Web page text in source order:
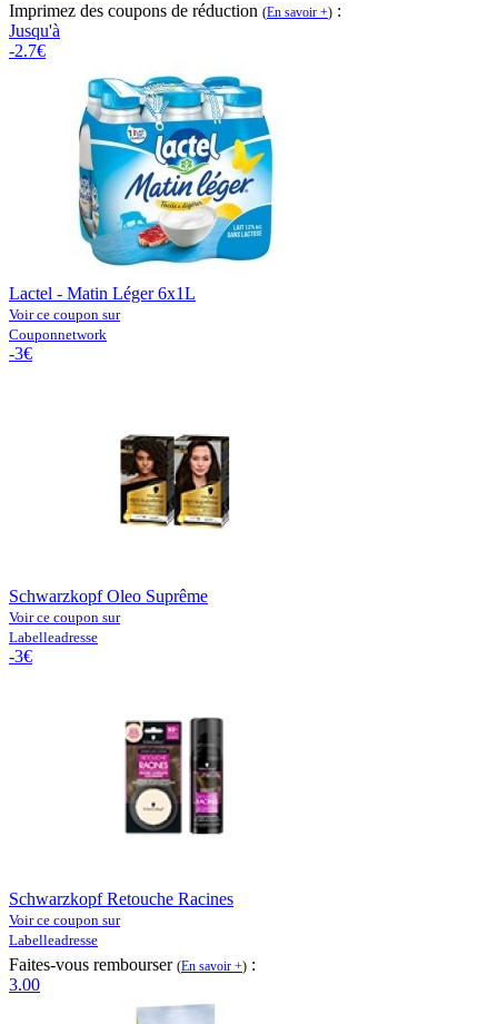
Imprimez des coupons de réduction (En savoir +) :
Jusqu'à
-2.7€
Lactel - Matin Léger 6x1L
Voir ce coupon sur
Couponnetwork
-3€
Schwarzkopf Oleo Suprême
Voir ce coupon sur
Labelleadresse
-3€
Schwarzkopf Retouche Racines
Voir ce coupon sur
Labelleadresse
Faites-vous rembourser (En savoir +) :
3.00